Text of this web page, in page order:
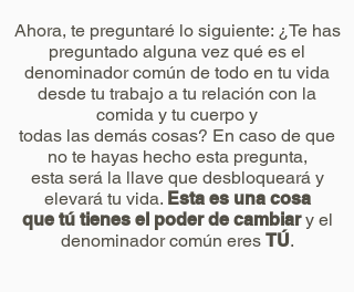
Ahora, te preguntaré lo siguiente: ¿Te has
preguntado alguna vez qué es el
denominador común de todo en tu vida
desde tu trabajo a tu relación con la
comida y tu cuerpo y
todas las demás cosas? En caso de que
no te hayas hecho esta pregunta,
esta será la llave que desbloqueará y
elevará tu vida. Esta es una cosa
que tú tienes el poder de cambiary el
denominador común eres TÚ.